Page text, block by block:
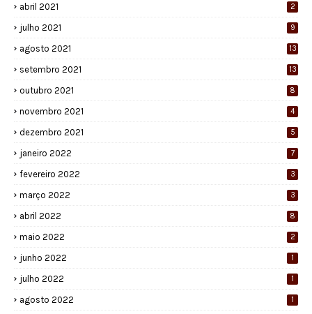
abril 2021 2
julho 2021 9
agosto 2021 13
setembro 2021 13
outubro 2021 8
novembro 2021 4
dezembro 2021 5
janeiro 2022 7
fevereiro 2022 3
março 2022 3
abril 2022 8
maio 2022 2
junho 2022 1
julho 2022 1
agosto 2022 1